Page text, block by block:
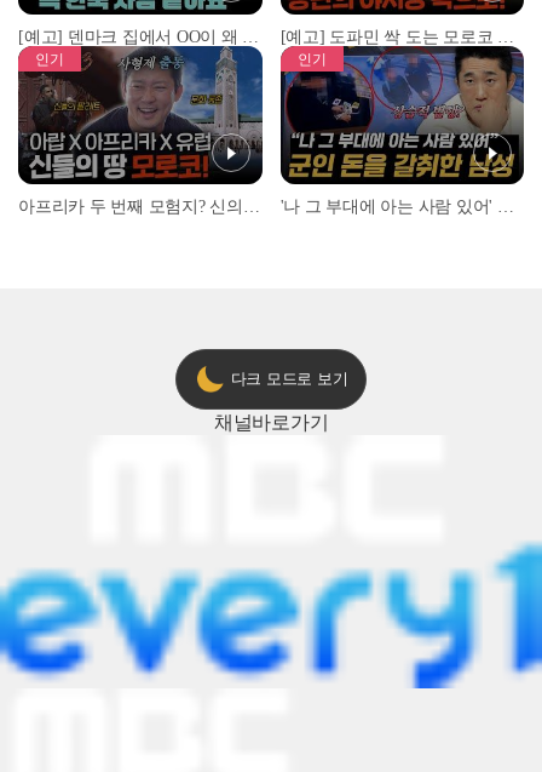
[예고] 덴마크 집에서 OO이 왜 나와...? 이상할 정도로 한국을 사랑하는 우리 형을 제보합니다! [예고] 도파민 싹 도는 모로코 야시장 투어!
인기 인기
다크 모드로 보기
채널바로가기